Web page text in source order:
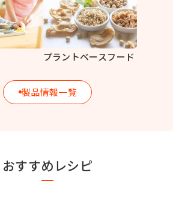
プラントベースフード
製品情報一覧
おすすめレシピ